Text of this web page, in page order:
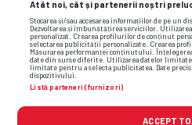
Atât noi, cât și partenerii noștri
Stocarea și/sau accesarea informațiilor de pe un
Dezvoltarea și îmbunătățirea serviciilor.
personalizat. Crearea profilurilor de conținut
selectarea publicității personalizate. Crearea
Măsurarea performanței conținutului.
date din surse diferite. Utilizarea datelor
limitate pentru a selecta publicitatea. Date
dispozitivului.
Listă parteneri (furnizori)
ACCEPT